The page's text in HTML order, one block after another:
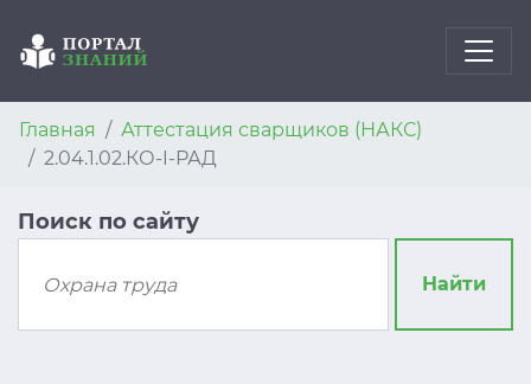
Главная
Аттестация сварщиков (НАКС)
2.04.1.02.КО-I-РАД
Поиск по сайту
Найти